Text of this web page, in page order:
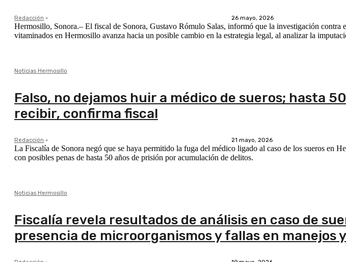
Redacción - 26 mayo, 2026
Hermosillo, Sonora.– El fiscal de Sonora, Gustavo Rómulo Salas, informó que la investigación contra
vitaminados en Hermosillo avanza hacia un posible cambio en la estrategia legal, al analizar la
Noticias Hermosillo
Falso, no dejamos huir a médico de sueros; hasta
recibir, confirma fiscal
Redacción - 21 mayo, 2026
La Fiscalía de Sonora negó que se haya permitido la fuga del médico ligado al caso de los sueros en
con posibles penas de hasta 50 años de prisión por acumulación de delitos.
Noticias Hermosillo
Fiscalía revela resultados de análisis en caso de
presencia de microorganismos y fallas en manejos